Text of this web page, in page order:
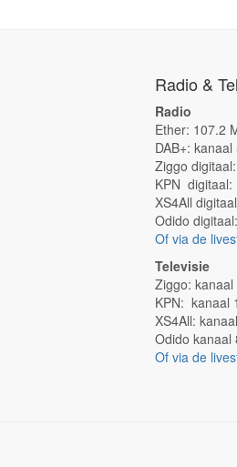
Radio &
Radio
Ether: 107.2
DAB+:
Ziggo
KPN digitaal:
XS4All
Odido
Of via de
Televisie
Ziggo: kanaal
KPN: kanaal
XS4All:
Odido kanaal
Of via de